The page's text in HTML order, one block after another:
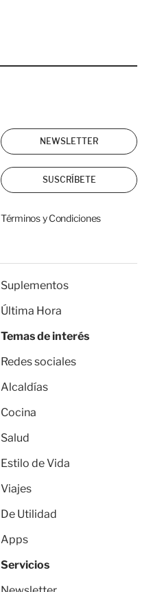
NEWSLETTER
SUSCRÍBETE
Términos y Condiciones
Suplementos
Última Hora
Temas de interés
Redes sociales
Alcaldías
Cocina
Salud
Estilo de Vida
Viajes
De Utilidad
Apps
Servicios